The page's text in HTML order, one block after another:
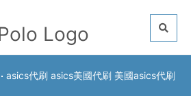
asics代刷 asics美國代刷 美國asics代刷